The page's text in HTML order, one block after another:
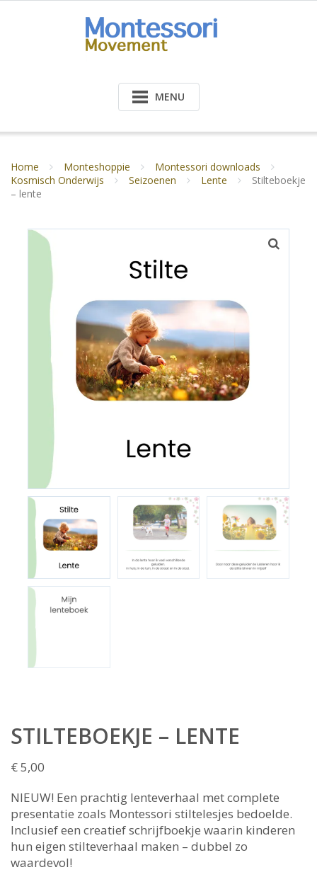
MENU
Home Monteshoppie
Montessori downloads
Kosmisch Onderwijs
Seizoenen Lente
Stilteboekje
– lente
STILTEBOEKJE – LENTE
€5,00
NIEUW! Een prachtig lenteverhaal met complete
presentatie zoals Montessori stiltelesjes bedoelde.
Inclusief een creatief schrijfboekje waarin kinderen
hun eigen stilteverhaal maken – dubbel zo
waardevol!